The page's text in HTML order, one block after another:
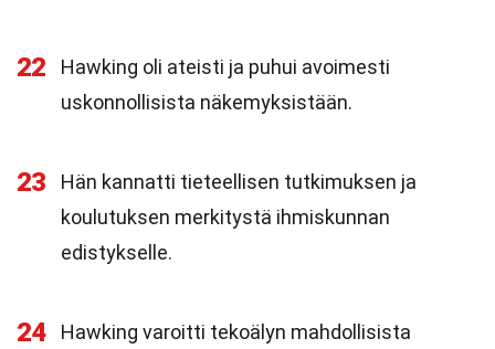
22
Hawking oli ateisti ja puhui avoimesti
uskonnollisista näkemyksistään.
23
Hän kannatti tieteellisen tutkimuksen ja
koulutuksen merkitystä ihmiskunnan
edistykselle.
24
Hawking varoitti tekoälyn mahdollisista